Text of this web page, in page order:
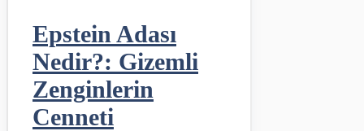
Epstein Adası
Nedir?: Gizemli
Zenginlerin
Cenneti